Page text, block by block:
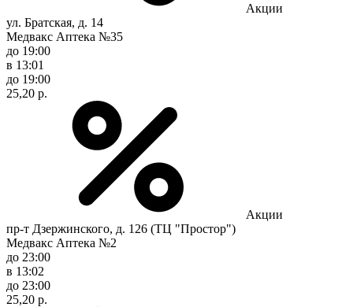
Акции
ул. Братская, д. 14
Медвакс Аптека №35
до 19:00
в 13:01
до 19:00
25,20 р.
Акции
пр-т Дзержинского, д. 126 (ТЦ "Простор")
Медвакс Аптека №2
до 23:00
в 13:02
до 23:00
25,20 р.